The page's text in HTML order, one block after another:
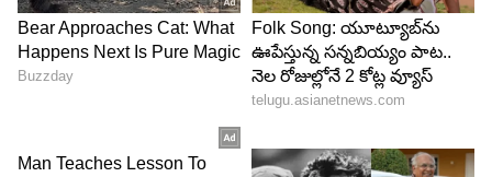
మతం : హిందూ
శాశ్వత చిరునామా : బొప్పాపూర్ గ్రామం, దుబ్బాక,
సిద్దిపేట జిల్లా